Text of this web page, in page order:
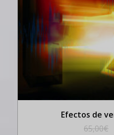
Efectos de
65,00€